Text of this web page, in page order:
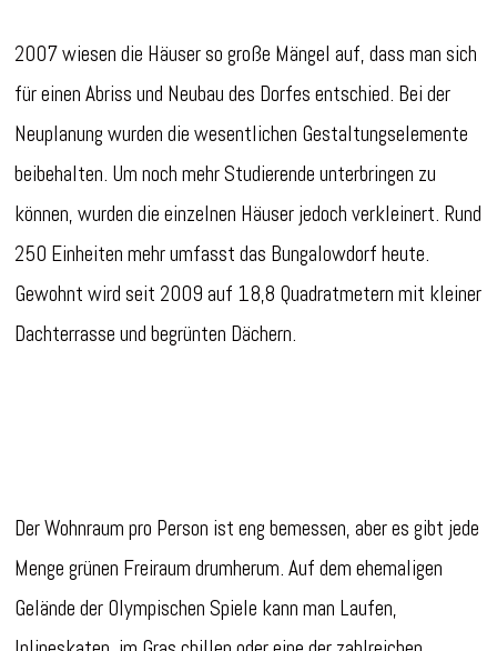
2007 wiesen die Häuser so große Mängel auf, dass man sich
für einen Abriss und Neubau des Dorfes entschied. Bei der
Neuplanung wurden die wesentlichen Gestaltungselemente
beibehalten. Um noch mehr Studierende unterbringen zu
können, wurden die einzelnen Häuser jedoch verkleinert. Rund
250 Einheiten mehr umfasst das Bungalowdorf heute.
Gewohnt wird seit 2009 auf 18,8 Quadratmetern mit kleiner
Dachterrasse und begrünten Dächern.
Der Wohnraum pro Person ist eng bemessen, aber es gibt jede
Menge grünen Freiraum drumherum. Auf dem ehemaligen
Gelände der Olympischen Spiele kann man Laufen,